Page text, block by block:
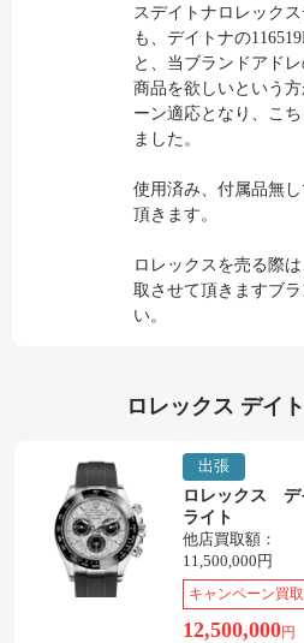
スデイトナロレック
も、デイトナの
と、当ブランドアド
商品を欲しいという
ーン適応となり、こ
ました。
使用済み、付属品無
頂きます。
ロレックスを売る際
取させて頂きますブ
い。
ロレックス デイ
出張
ロレックス
ライト
他店買取額：
11,500,000円
キャンペーン買
12,500,000円